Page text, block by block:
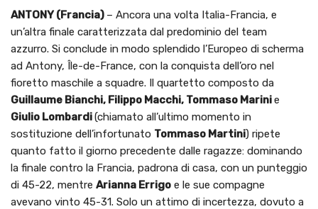
ANTONY (Francia) – Ancora una volta Italia-Francia, e
un’altra finale caratterizzata dal predominio del team
azzurro. Si conclude in modo splendido l’Europeo di scherma
ad Antony, Île-de-France, con la conquista dell’oro nel
fioretto maschile a squadre. Il quartetto composto da
Guillaume Bianchi, Filippo Macchi, Tommaso Marinie
Giulio Lombardi(chiamato all’ultimo momento in
sostituzione dell’infortunato Tommaso Martini) ripete
quanto fatto il giorno precedente dalle ragazze: dominando
la finale contro la Francia, padrona di casa, con un punteggio
di 45-22, mentre Arianna Errigo e le sue compagne
avevano vinto 45-31. Solo un attimo di incertezza, dovuto a